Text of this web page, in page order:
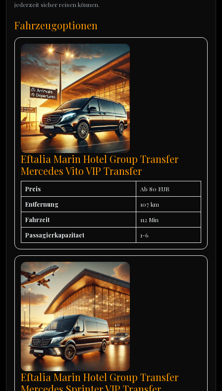
jederzeit sicher reisen können.
Fahrzeugoptionen
Eftalia Marin Hotel Group Transfer
Mercedes Vito VIP Transfer
Preis
Ab 80 EUR
Entfernung
107 km
Fahrzeit
112 Min
Passagierkapazitaet
1-6
Eftalia Marin Hotel Group Transfer